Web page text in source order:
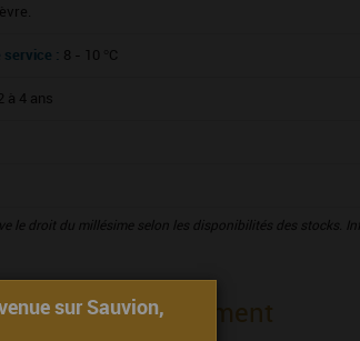
service : 8 - 10 °C
à 4 ans
le droit du millésime selon les disponibilités des stocks.
proposons également
sur Sauvion,